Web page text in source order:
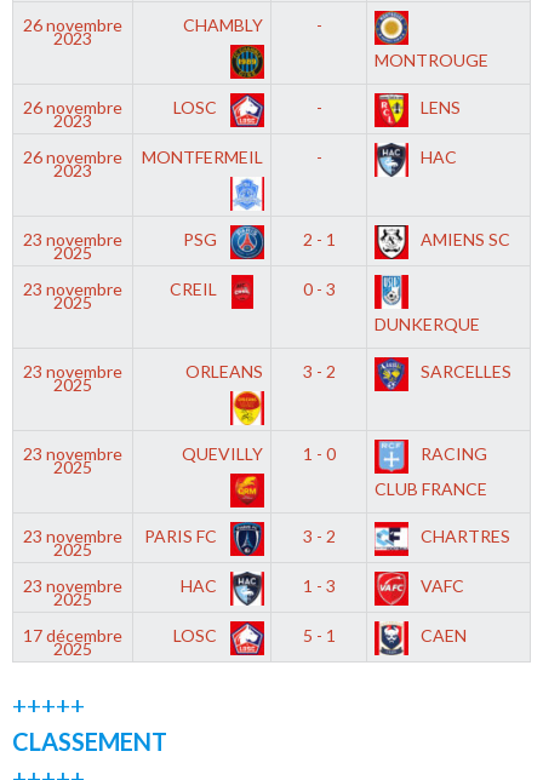
26 novembre
2023
CHAMBLY
-
MONTROUGE
26 novembre
2023
LOSC - LENS
26 novembre
2023
MONTFERMEIL - HAC
23 novembre
2025
PSG 2 - 1 AMIENS SC
23 novembre
2025
CREIL
0 - 3
DUNKERQUE
23 novembre
2025
ORLEANS 3 - 2 SARCELLES
23 novembre
2025
QUEVILLY 1 - 0
RACING
CLUB FRANCE
23 novembre
2025
PARIS FC 3 - 2 CHARTRES
23 novembre
2025
HAC 1 - 3 VAFC
17 décembre
2025
LOSC 5 - 1 CAEN
+++++
CLASSEMENT